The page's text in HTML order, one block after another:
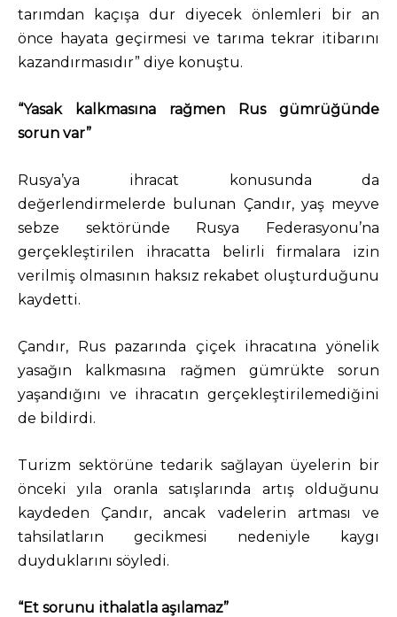
tarımdan kaçışa dur diyecek önlemleri bir an
önce hayata geçirmesi ve tarıma tekrar itibarını
kazandırmasıdır” diye konuştu.
“Yasak kalkmasına rağmen Rus gümrüğünde
sorun var”
Rusya’ya ihracat konusunda da
değerlendirmelerde bulunan Çandır, yaş meyve
sebze sektöründe Rusya Federasyonu’na
gerçekleştirilen ihracatta belirli firmalara izin
verilmiş olmasının haksız rekabet oluşturduğunu
kaydetti.
Çandır, Rus pazarında çiçek ihracatına yönelik
yasağın kalkmasına rağmen gümrükte sorun
yaşandığını ve ihracatın gerçekleştirilemediğini
de bildirdi.
Turizm sektörüne tedarik sağlayan üyelerin bir
önceki yıla oranla satışlarında artış olduğunu
kaydeden Çandır, ancak vadelerin artması ve
tahsilatların gecikmesi nedeniyle kaygı
duyduklarını söyledi.
“Et sorunu ithalatla aşılamaz”